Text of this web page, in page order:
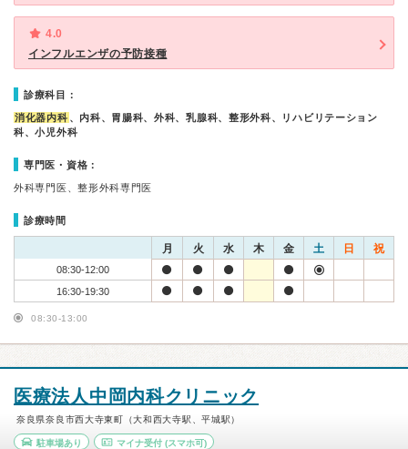
4.0
インフルエンザの予防接種
診療科目：
消化器内科 、内科、胃腸科、外科、乳腺科、整形外科、リハビリテーション
科、小児外科
専門医・資格：
外科専門医、整形外科専門医
診療時間
月 火 水 木 金 土 日 祝
08:30-12:00
16:30-19:30
08:30-13:00
医療法人中岡内科クリニック
奈良県奈良市西大寺東町（大和西大寺駅、平城駅）
駐車場あり マイナ受付(スマホ可)